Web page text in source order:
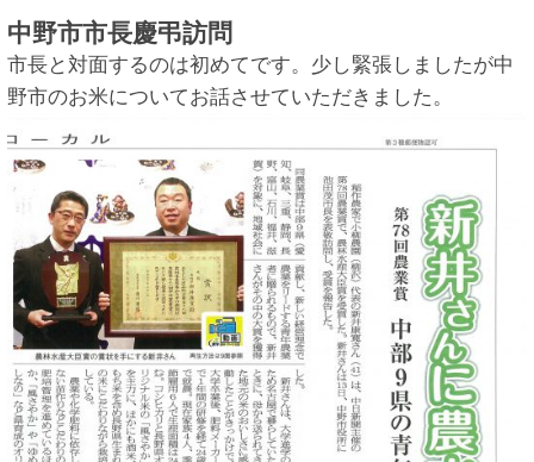
中野市市長慶弔訪問
市長と対面するのは初めてです。少し緊張しましたが中
野市のお米についてお話させていただきました。